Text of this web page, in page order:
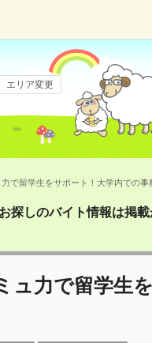
エリア変更
で留学生をサポート！大学内での事
探しのバイト情報は掲
ュ力で留学生